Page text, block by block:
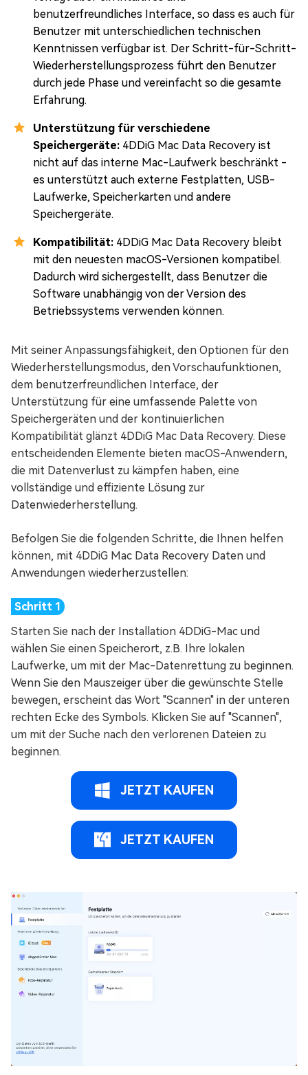
benutzerfreundliches Interface, so dass es auch für
Benutzer mit unterschiedlichen technischen
Kenntnissen verfügbar ist. Der Schritt-für-Schritt-
Wiederherstellungsprozess führt den Benutzer
durch jede Phase und vereinfacht so die gesamte
Erfahrung.
Unterstützung für verschiedene
Speichergeräte: 4DDiG Mac Data Recovery ist
nicht auf das interne Mac-Laufwerk beschränkt -
es unterstützt auch externe Festplatten, USB-
Laufwerke, Speicherkarten und andere
Speichergeräte.
Kompatibilität: 4DDiG Mac Data Recovery bleibt
mit den neuesten macOS-Versionen kompatibel.
Dadurch wird sichergestellt, dass Benutzer die
Software unabhängig von der Version des
Betriebssystems verwenden können.
Mit seiner Anpassungsfähigkeit, den Optionen für den
Wiederherstellungsmodus, den Vorschaufunktionen,
dem benutzerfreundlichen Interface, der
Unterstützung für eine umfassende Palette von
Speichergeräten und der kontinuierlichen
Kompatibilität glänzt 4DDiG Mac Data Recovery. Diese
entscheidenden Elemente bieten macOS-Anwendern,
die mit Datenverlust zu kämpfen haben, eine
vollständige und effiziente Lösung zur
Datenwiederherstellung.
Befolgen Sie die folgenden Schritte, die Ihnen helfen
können, mit 4DDiG Mac Data Recovery Daten und
Anwendungen wiederherzustellen:
Starten Sie nach der Installation 4DDiG-Mac und
wählen Sie einen Speicherort, z.B. Ihre lokalen
Laufwerke, um mit der Mac-Datenrettung zu beginnen.
Wenn Sie den Mauszeiger über die gewünschte Stelle
bewegen, erscheint das Wort "Scannen" in der unteren
rechten Ecke des Symbols. Klicken Sie auf "Scannen",
um mit der Suche nach den verlorenen Dateien zu
beginnen.
JETZT KAUFEN
JETZT KAUFEN